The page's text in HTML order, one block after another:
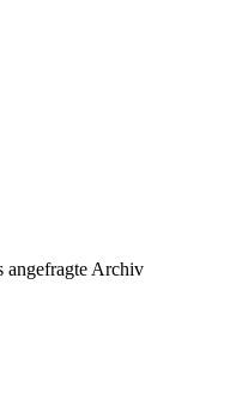
angefragte Archiv